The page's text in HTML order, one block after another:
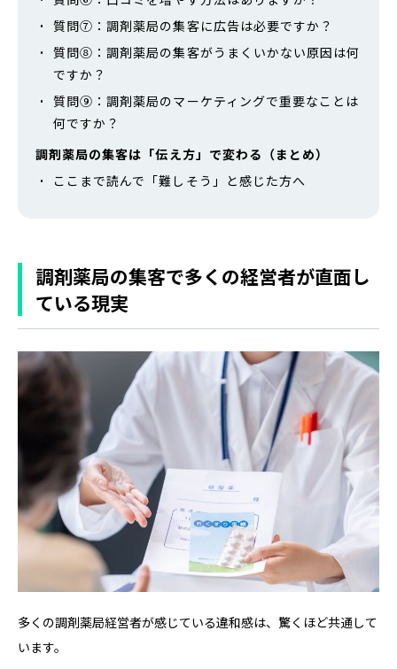
質問⑦：調剤薬局の集客に広告は必要ですか？
質問⑧：調剤薬局の集客がうまくいかない原因は何
ですか？
質問⑨：調剤薬局のマーケティングで重要なことは
何ですか？
調剤薬局の集客は「伝え方」で変わる（まとめ）
ここまで読んで「難しそう」と感じた方へ
調剤薬局の集客で多くの経営者が直面し
ている現実
多くの調剤薬局経営者が感じている違和感は、驚くほど共通して
います。